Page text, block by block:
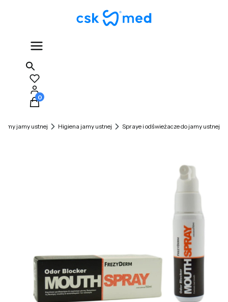
Produkty w koszyku: 0. Zobacz szczegóły
jamy ustnej Higiena jamy ustnej Spraye i odświeżacze do jamy ustnej